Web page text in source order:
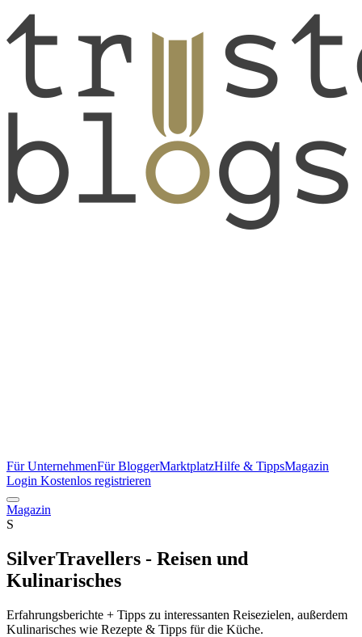
Für UnternehmenFür BloggerMarktplatzHilfe & TippsMagazin
Login Kostenlos registrieren
Magazin
S
SilverTravellers - Reisen und
Kulinarisches
Erfahrungsberichte + Tipps zu interessanten Reisezielen, außerdem
Kulinarisches wie Rezepte & Tipps für die Küche.